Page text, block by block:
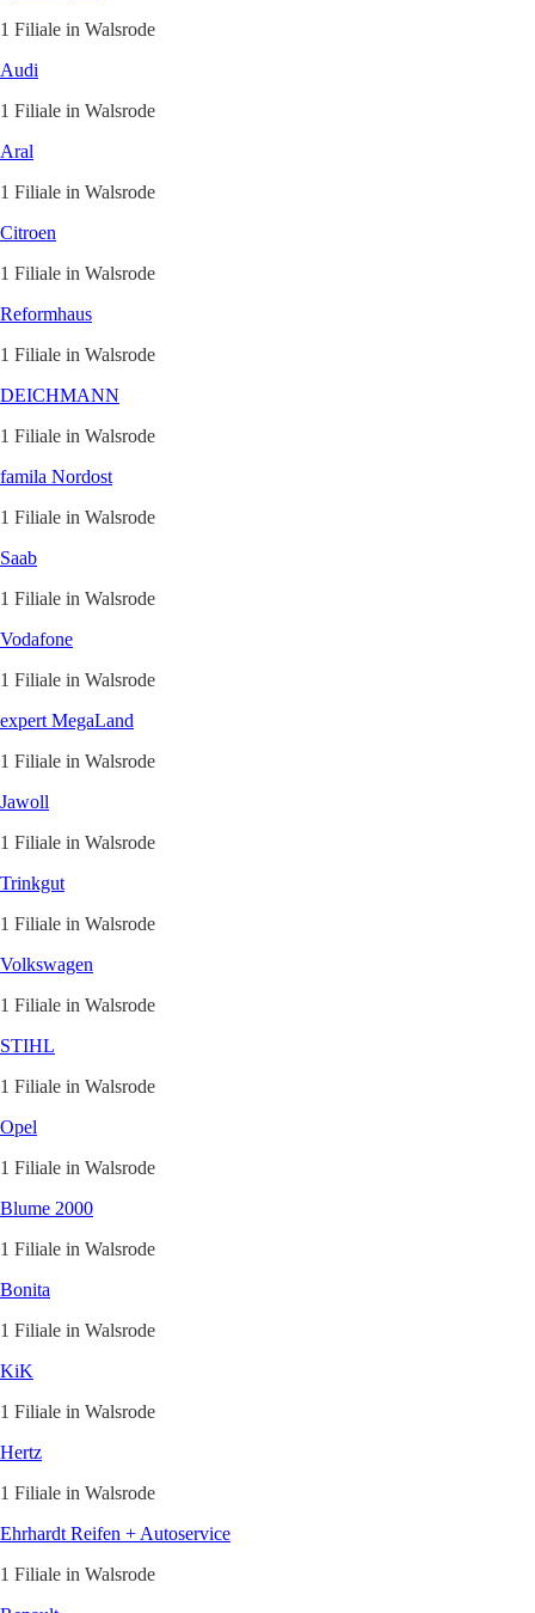
1 Filiale in Walsrode
Audi
1 Filiale in Walsrode
Aral
1 Filiale in Walsrode
Citroen
1 Filiale in Walsrode
Reformhaus
1 Filiale in Walsrode
DEICHMANN
1 Filiale in Walsrode
famila Nordost
1 Filiale in Walsrode
Saab
1 Filiale in Walsrode
Vodafone
1 Filiale in Walsrode
expert MegaLand
1 Filiale in Walsrode
Jawoll
1 Filiale in Walsrode
Trinkgut
1 Filiale in Walsrode
Volkswagen
1 Filiale in Walsrode
STIHL
1 Filiale in Walsrode
Opel
1 Filiale in Walsrode
Blume 2000
1 Filiale in Walsrode
Bonita
1 Filiale in Walsrode
KiK
1 Filiale in Walsrode
Hertz
1 Filiale in Walsrode
Ehrhardt Reifen + Autoservice
1 Filiale in Walsrode